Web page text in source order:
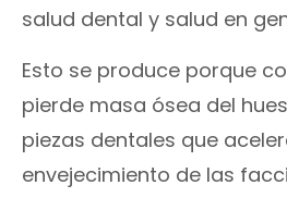
salud dental y salud en
Esto se produce porque
pierde masa ósea del
piezas dentales que
envejecimiento de las